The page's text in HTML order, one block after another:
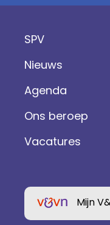
SPV
Nieuws
Agenda
Ons beroep
Vacatures
Mijn